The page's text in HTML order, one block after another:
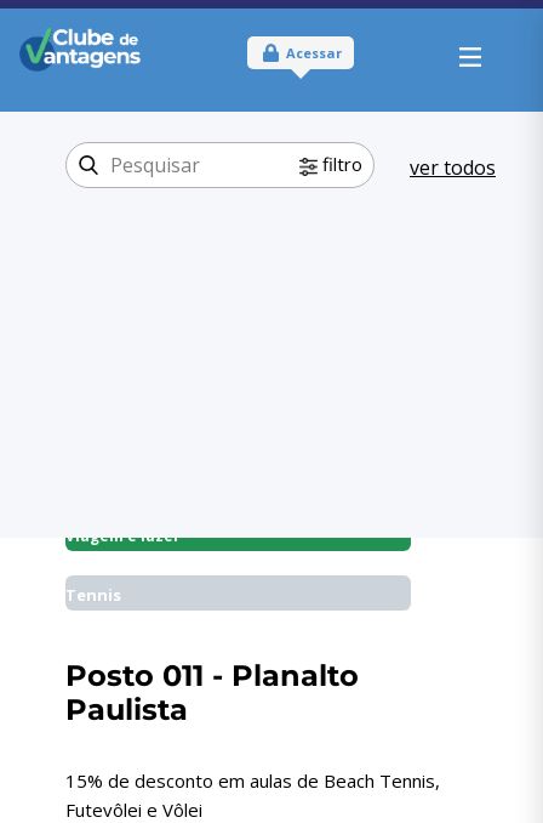
Acessar
filtro ver todos
Viagem e lazer
Tennis
Posto 011 - Planalto
Paulista
15% de desconto em aulas de Beach Tennis,
Futevôlei e Vôlei